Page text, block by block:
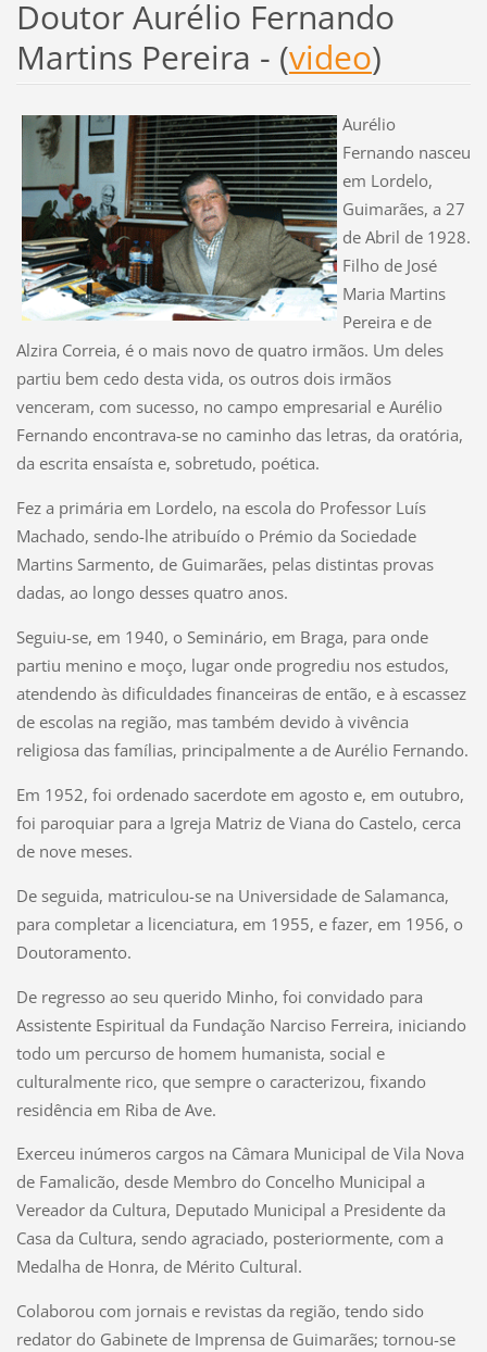
Doutor Aurélio Fernando
Martins Pereira - (video)
Aurélio
Fernando nasceu
em Lordelo,
Guimarães, a 27
de Abril de 1928.
Filho de José
Maria Martins
Pereira e de
Alzira Correia, é o mais novo de quatro irmãos. Um deles
partiu bem cedo desta vida, os outros dois irmãos
venceram, com sucesso, no campo empresarial e Aurélio
Fernando encontrava-se no caminho das letras, da oratória,
da escrita ensaísta e, sobretudo, poética.
Fez a primária em Lordelo, na escola do Professor Luís
Machado, sendo-lhe atribuído o Prémio da Sociedade
Martins Sarmento, de Guimarães, pelas distintas provas
dadas, ao longo desses quatro anos.
Seguiu-se, em 1940, o Seminário, em Braga, para onde
partiu menino e moço, lugar onde progrediu nos estudos,
atendendo às dificuldades financeiras de então, e à escassez
de escolas na região, mas também devido à vivência
religiosa das famílias, principalmente a de Aurélio Fernando.
Em 1952, foi ordenado sacerdote em agosto e, em outubro,
foi paroquiar para a Igreja Matriz de Viana do Castelo, cerca
de nove meses.
De seguida, matriculou-se na Universidade de Salamanca,
para completar a licenciatura, em 1955, e fazer, em 1956, o
Doutoramento.
De regresso ao seu querido Minho, foi convidado para
Assistente Espiritual da Fundação Narciso Ferreira, iniciando
todo um percurso de homem humanista, social e
culturalmente rico, que sempre o caracterizou, fixando
residência em Riba de Ave.
Exerceu inúmeros cargos na Câmara Municipal de Vila Nova
de Famalicão, desde Membro do Concelho Municipal a
Vereador da Cultura, Deputado Municipal a Presidente da
Casa da Cultura, sendo agraciado, posteriormente, com a
Medalha de Honra, de Mérito Cultural.
Colaborou com jornais e revistas da região, tendo sido
redator do Gabinete de Imprensa de Guimarães; tornou-se